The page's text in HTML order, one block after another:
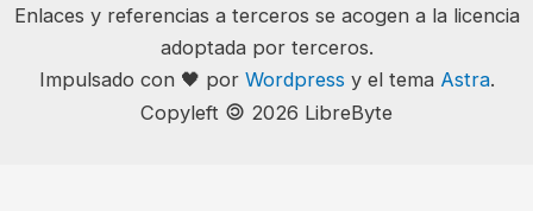
Enlaces y referencias a terceros se acogen a la licencia
adoptada por terceros.
Impulsado con 🖤 por Wordpress y el tema Astra.
Copyleft 🄯 2026 LibreByte